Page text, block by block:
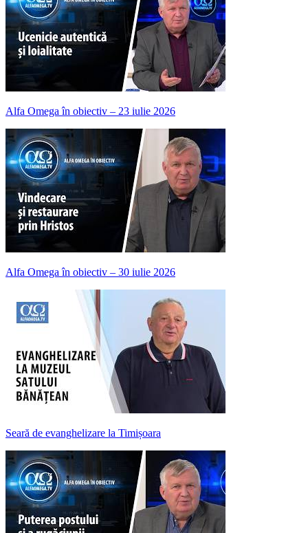
Alfa Omega în obiectiv – 23 iulie 2026
Alfa Omega în obiectiv – 30 iulie 2026
Seară de evanghelizare la Timișoara